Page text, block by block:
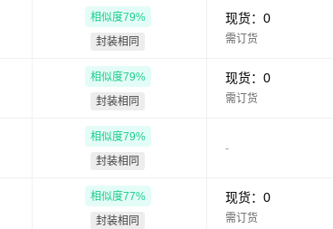
相似度79%
封装相同
现货： 0
需订货
相似度79%
封装相同
现货： 0
需订货
相似度79%
封装相同
-
相似度77%
封装相同
现货： 0
需订货